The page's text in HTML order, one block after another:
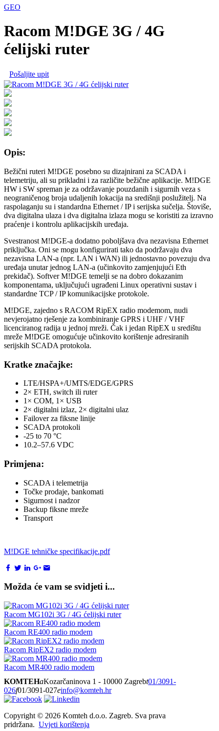
GEO
Racom M!DGE 3G / 4G
ćelijski ruter
Pošaljite upit
Opis:
Bežični ruteri M!DGE posebno su dizajnirani za SCADA i
telemetriju, ali su prikladni i za različite bežične aplikacije. M!DGE
HW i SW spreman je za održavanje pouzdanih i sigurnih veza s
neograničenog broja udaljenih lokacija na središnji poslužitelj. Na
raspolaganju su i standardna Ethernet / IP i serijska sučelja. Štoviše,
dva digitalna ulaza i dva digitalna izlaza mogu se koristiti za izravno
praćenje i kontrolu aplikacijskih uređaja.
Svestranost M!DGE-a dodatno poboljšava dva nezavisna Ethernet
priključka. Oni se mogu konfigurirati tako da podržavaju dva
nezavisna LAN-a (npr. LAN i WAN) ili jednostavno povezuju dva
uređaja unutar jednog LAN-a (učinkovito zamjenjujući Eth
prekidač). Softver M!DGE temelji se na dobro dokazanim
komponentama, uključujući ugrađeni Linux operativni sustav i
standardne TCP / IP komunikacijske protokole.
M!DGE, zajedno s RACOM RipEX radio modemom, nudi
nevjerojatno rješenje za kombiniranje GPRS i UHF / VHF
licenciranog radija u jednoj mreži. Čak i jedan RipEX u središtu
mreže M!DGE omogućuje učinkovito korištenje adresiranih
serijskih SCADA protokola.
Kratke značajke:
LTE/HSPA+/UMTS/EDGE/GPRS
2× ETH, switch ili ruter
1× COM, 1× USB
2× digitalni izlaz, 2× digitalni ulaz
Failover za fiksne linije
SCADA protokoli
-25 to 70 °C
10.2–57.6 VDC
Primjena:
SCADA i telemetrija
Točke prodaje, bankomati
Sigurnost i nadzor
Backup fiksne mreže
Transport
M!DGE tehničke specifikacije.pdf
Možda će vam se svidjeti i...
Racom MG102i 3G / 4G ćelijski ruter
Racom RE400 radio modem
Racom RipEX2 radio modem
Racom MR400 radio modem
KOMTEHaKozarčaninova 1 - 10000 Zagrebt01/3091-
026f01/3091-027einfo@komteh.hr
Copyright © 2026 Komteh d.o.o. Zagreb. Sva prava
pridržana. Uvjeti korištenja